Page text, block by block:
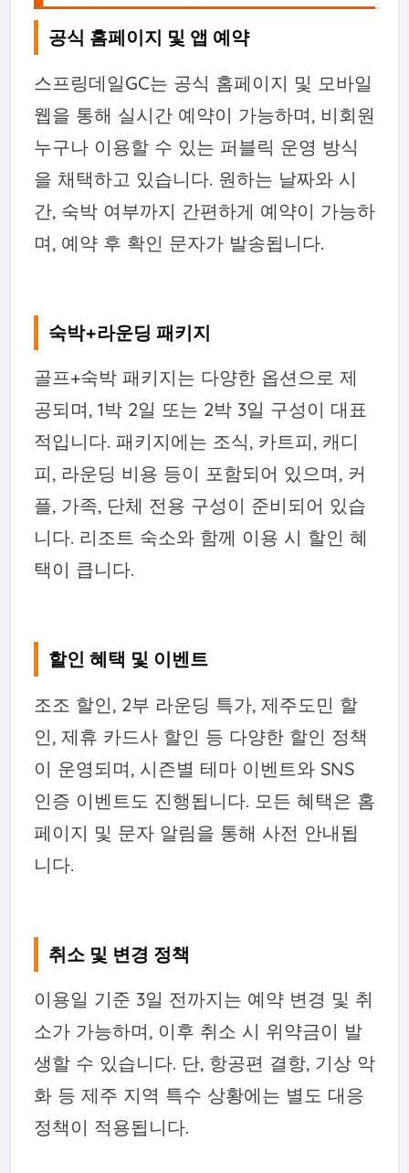
공식 홈페이지 및 앱 예약
스프링데일GC는 공식 홈페이지 및 모바일
웹을 통해 실시간 예약이 가능하며, 비회원
누구나 이용할 수 있는 퍼블릭 운영 방식
을 채택하고 있습니다. 원하는 날짜와 시
간, 숙박 여부까지 간편하게 예약이 가능하
며, 예약 후 확인 문자가 발송됩니다.
숙박+라운딩 패키지
골프+숙박 패키지는 다양한 옵션으로 제
공되며, 1박 2일 또는 2박 3일 구성이 대표
적입니다. 패키지에는 조식, 카트피, 캐디
피, 라운딩 비용 등이 포함되어 있으며, 커
플, 가족, 단체 전용 구성이 준비되어 있습
니다. 리조트 숙소와 함께 이용 시 할인 혜
택이 큽니다.
할인 혜택 및 이벤트
조조 할인, 2부 라운딩 특가, 제주도민 할
인, 제휴 카드사 할인 등 다양한 할인 정책
이 운영되며, 시즌별 테마 이벤트와 SNS
인증 이벤트도 진행됩니다. 모든 혜택은 홈
페이지 및 문자 알림을 통해 사전 안내됩
니다.
취소 및 변경 정책
이용일 기준 3일 전까지는 예약 변경 및 취
소가 가능하며, 이후 취소 시 위약금이 발
생할 수 있습니다. 단, 항공편 결항, 기상 악
화 등 제주 지역 특수 상황에는 별도 대응
정책이 적용됩니다.